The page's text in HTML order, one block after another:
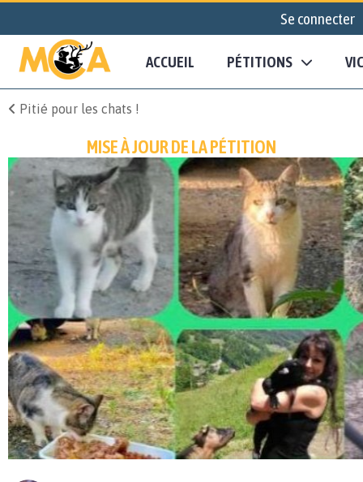
Se connecter
ACCUEIL PÉTITIONS
Pitié pour les chats !
MISE À JOUR DE LA PÉTITION